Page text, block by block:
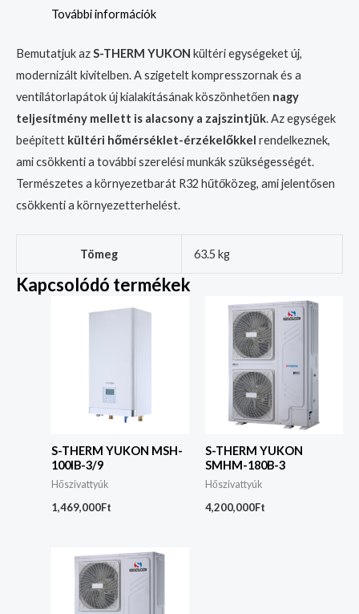
További információk
Bemutatjuk azS-THERM YUKON kültéri egységeket új,
modernizált kivitelben. A szigetelt kompresszornak és a
ventilátorlapátok új kialakításának köszönhetően nagy
teljesítmény mellett is alacsony a zajszintjük. Az egységek
beépített kültéri hőmérséklet-érzékelőkkel rendelkeznek,
ami csökkenti a további szerelési munkák szükségességét.
Természetes a környezetbarát R32 hűtőközeg, ami jelentősen
csökkenti a környezetterhelést.
Tömeg 63.5 kg
Kapcsolódó termékek
S-THERM YUKON MSH-
100IB-3/9
Hőszivattyúk
1,469,000Ft
S-THERM YUKON
SMHM-180B-3
Hőszivattyúk
4,200,000Ft